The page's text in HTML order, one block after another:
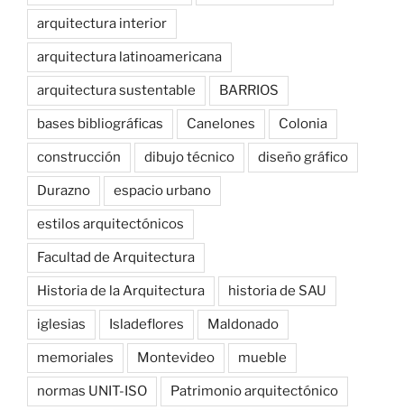
arquitectura interior
arquitectura latinoamericana
arquitectura sustentable BARRIOS
bases bibliográficas Canelones Colonia
construcción dibujo técnico diseño gráfico
Durazno espacio urbano
estilos arquitectónicos
Facultad de Arquitectura
Historia de la Arquitectura historia de SAU
iglesias Isladeflores Maldonado
memoriales Montevideo mueble
normas UNIT-ISO Patrimonio arquitectónico